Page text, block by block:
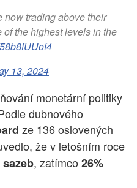
now trading above their
the highest levels in the
13, 2024
monetární politiky
dubnového
ze 136 oslovených
že v letošním roce
, zatímco 26%